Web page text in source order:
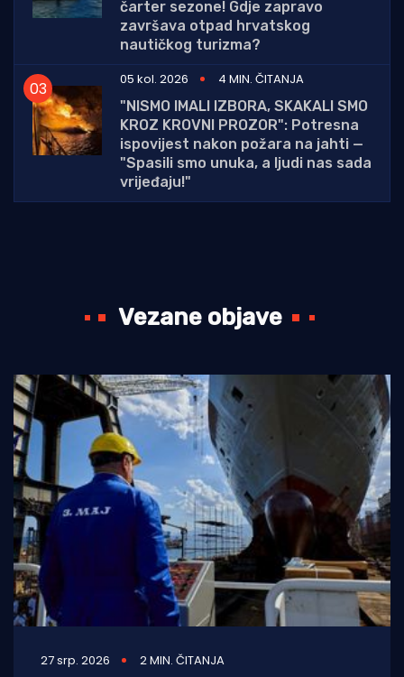
čarter sezone! Gdje zapravo
završava otpad hrvatskog
nautičkog turizma?
05 kol. 2026
4 MIN. ČITANJA
"NISMO IMALI IZBORA, SKAKALI SMO
KROZ KROVNI PROZOR": Potresna
ispovijest nakon požara na jahti —
"Spasili smo unuka, a ljudi nas sada
vrijeđaju!"
Vezane objave
27 srp. 2026 2 MIN. ČITANJA